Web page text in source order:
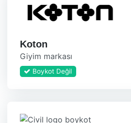
Koton
Giyim markası
Boykot Değil